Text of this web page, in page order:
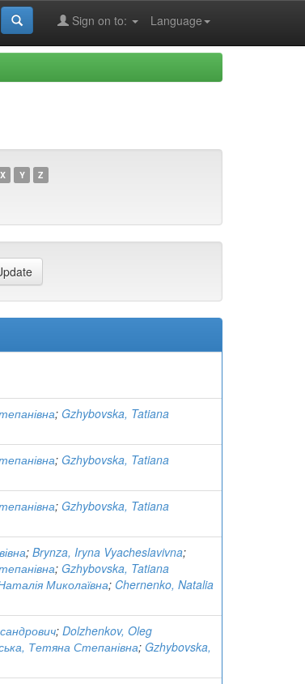
Language
Sign on to:
X Y Z
; Gzhybovska, Tatiana
; Gzhybovska, Tatiana
; Gzhybovska, Tatiana
; Brynza, Iryna Vyacheslavivna;
; Gzhybovska, Tatiana
Миколаївна; Chernenko, Natalia
; Dolzhenkov, Oleg
Тетяна Степанівна; Gzhybovska,